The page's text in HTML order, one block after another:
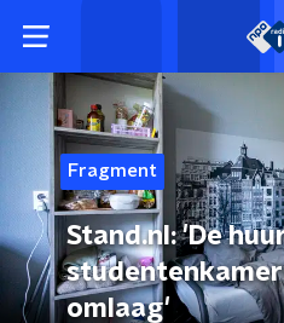
Fragment
Stand.nl: 'De
omlaag'